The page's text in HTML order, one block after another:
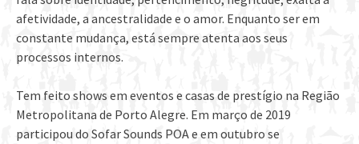
afetividade, a ancestralidade e o amor. Enquanto ser em
constante mudança, está sempre atenta aos seus
processos internos.
Tem feito shows em eventos e casas de prestígio na Região
Metropolitana de Porto Alegre. Em março de 2019
participou do Sofar Sounds POA e em outubro se